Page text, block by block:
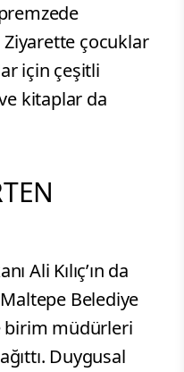
çocuklar
için çeşitli
kitaplar da
Ali Kılıç’ın da
Belediye
birim müdürleri
Duygusal